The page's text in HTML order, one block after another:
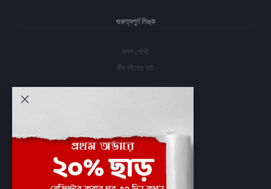
গুরুত্বপূর্ণ লিঙ্ক
ব্লগ পোস্ট
টিম বইয়ের হাট
প্রবেশ করুন
অর্ডার ইতিহাস
আমার ইচ্ছাগুলি
অর্ডার ট্র্যাকিং